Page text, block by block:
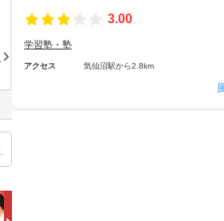
3.00
学習塾・塾
アクセス 気仙沼駅から2.8km